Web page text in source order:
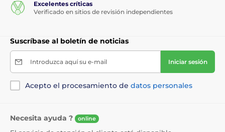
Excelentes críticas
Verificado en sitios de revisión independientes
Suscríbase al boletín de noticias
Introduzca aquí su e-mail Iniciar sesión
Acepto el procesamiento de datos personales
Necesita ayuda ? online